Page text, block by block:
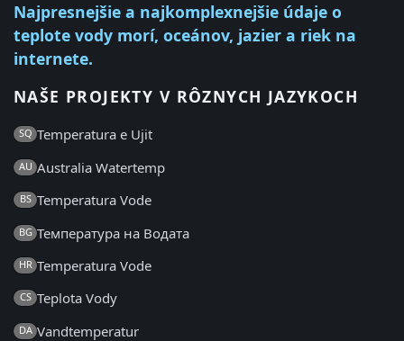
Najpresnejšie a najkomplexnejšie údaje o
teplote vody morí, oceánov, jazier a riek na
internete.
NAŠE PROJEKTY V RÔZNYCH JAZYKOCH
SQ Temperatura e Ujit
AU Australia Watertemp
BS Temperatura Vode
BG Температура на Водата
HR Temperatura Vode
CS Teplota Vody
DA Vandtemperatur